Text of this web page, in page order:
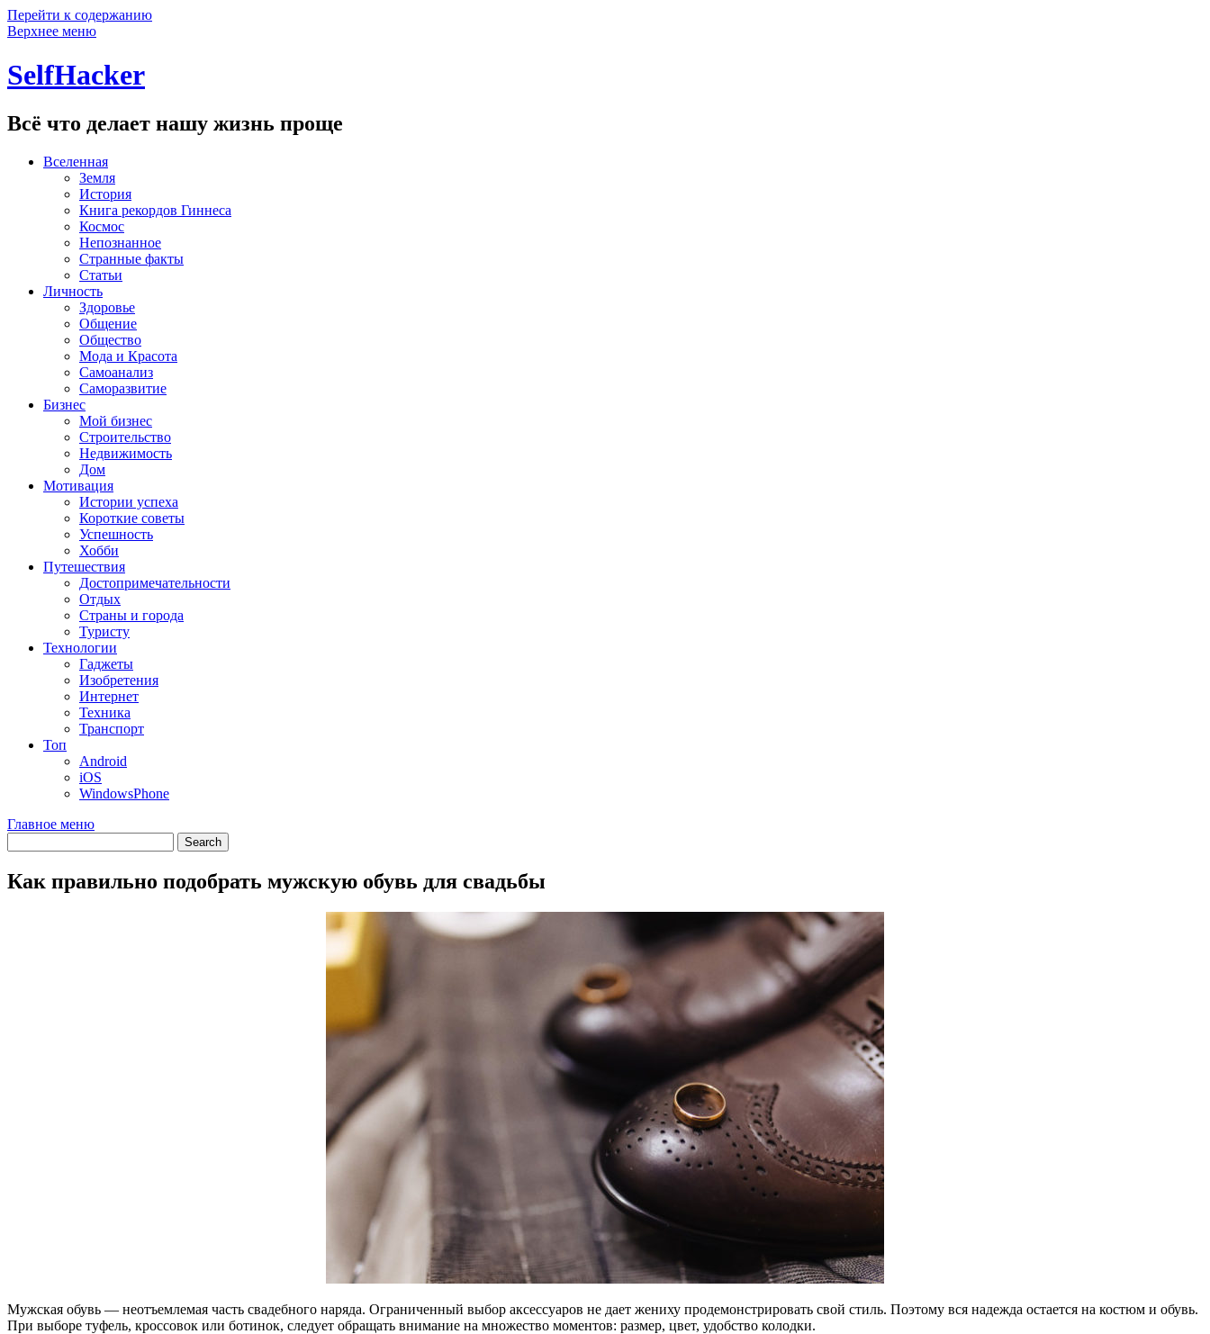
Перейти к содержанию
Верхнее меню
SelfHacker
Всё что делает нашу жизнь проще
Вселенная
Земля
История
Книга рекордов Гиннеса
Космос
Непознанное
Странные факты
Статьи
Личность
Здоровье
Общение
Общество
Мода и Красота
Самоанализ
Саморазвитие
Бизнес
Мой бизнес
Строительство
Недвижимость
Дом
Мотивация
Истории успеха
Короткие советы
Успешность
Хобби
Путешествия
Достопримечательности
Отдых
Страны и города
Туристу
Технологии
Гаджеты
Изобретения
Интернет
Техника
Транспорт
Топ
Android
iOS
WindowsPhone
Главное меню
Как правильно подобрать мужскую обувь для свадьбы
Мужская обувь — неотъемлемая часть свадебного наряда. Ограниченный выбор аксессуаров не дает жениху продемонстрировать свой стиль. Поэтому вся надежда остается на костюм и обувь.
При выборе туфель, кроссовок или ботинок, следует обращать внимание на множество моментов: размер, цвет, удобство колодки.